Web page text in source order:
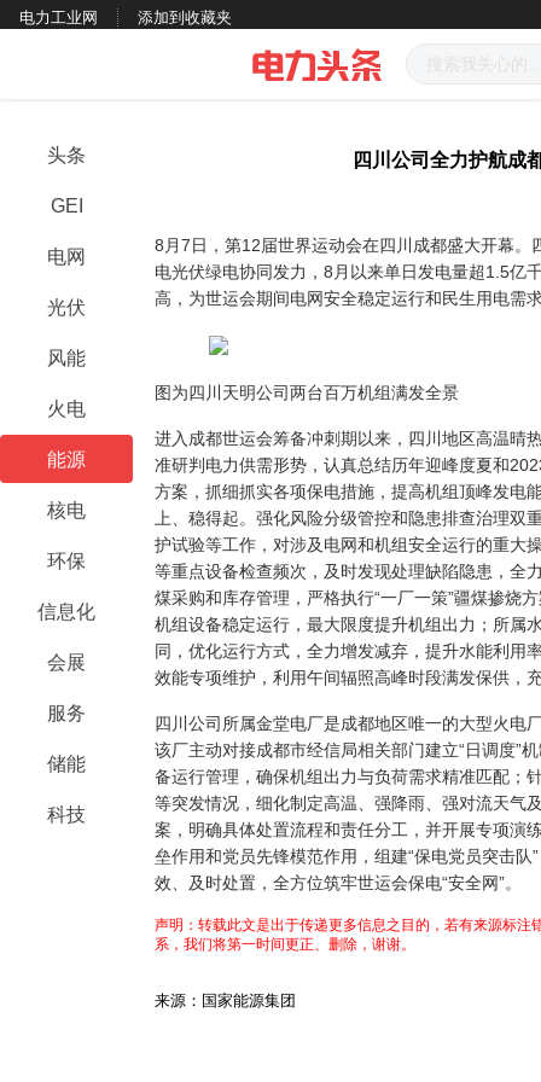
电力工业网 添加到收藏夹
头条
GEI
电网
光伏
风能
火电
能源
核电
环保
信息化
会展
服务
储能
科技
四川公司全力护航成
8月7日，第12届世界运动会在四川成都盛大开幕
电光伏绿电协同发力，8月以来单日发电量超1.5亿
高，为世运会期间电网安全稳定运行和民生用电需
图为四川天明公司两台百万机组满发全景
进入成都世运会筹备冲刺期以来，四川地区高温晴
准研判电力供需形势，认真总结历年迎峰度夏和
方案，抓细抓实各项保电措施，提高机组顶峰发电
上、稳得起。强化风险分级管控和隐患排查治理
护试验等工作，对涉及电网和机组安全运行的重大
等重点设备检查频次，及时发现处理缺陷隐患，全
煤采购和库存管理，严格执行“一厂一策”疆煤掺烧
机组设备稳定运行，最大限度提升机组出力；所属
同，优化运行方式，全力增发减弃，提升水能利用
效能专项维护，利用午间辐照高峰时段满发保供，
四川公司所属金堂电厂是成都地区唯一的大型火电
该厂主动对接成都市经信局相关部门建立“日调度”
备运行管理，确保机组出力与负荷需求精准匹配；
等突发情况，细化制定高温、强降雨、强对流天气
案，明确具体处置流程和责任分工，并开展专项演
垒作用和党员先锋模范作用，组建“保电党员突击
效、及时处置，全方位筑牢世运会保电“安全网”。
声明：转载此文是出于传递更多信息之目的，若有来源标
系，我们将第一时间更正、删除，谢谢。
来源：国家能源集团